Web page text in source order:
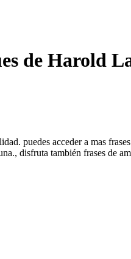
de Harold
puedes acceder a mas
disfruta también frases de